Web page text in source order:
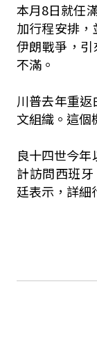
本月8日就任
加行程安排
伊朗戰爭，
不滿。
川普去年重
文組織。這個
良十四世今
計訪問西班
廷表示，詳細